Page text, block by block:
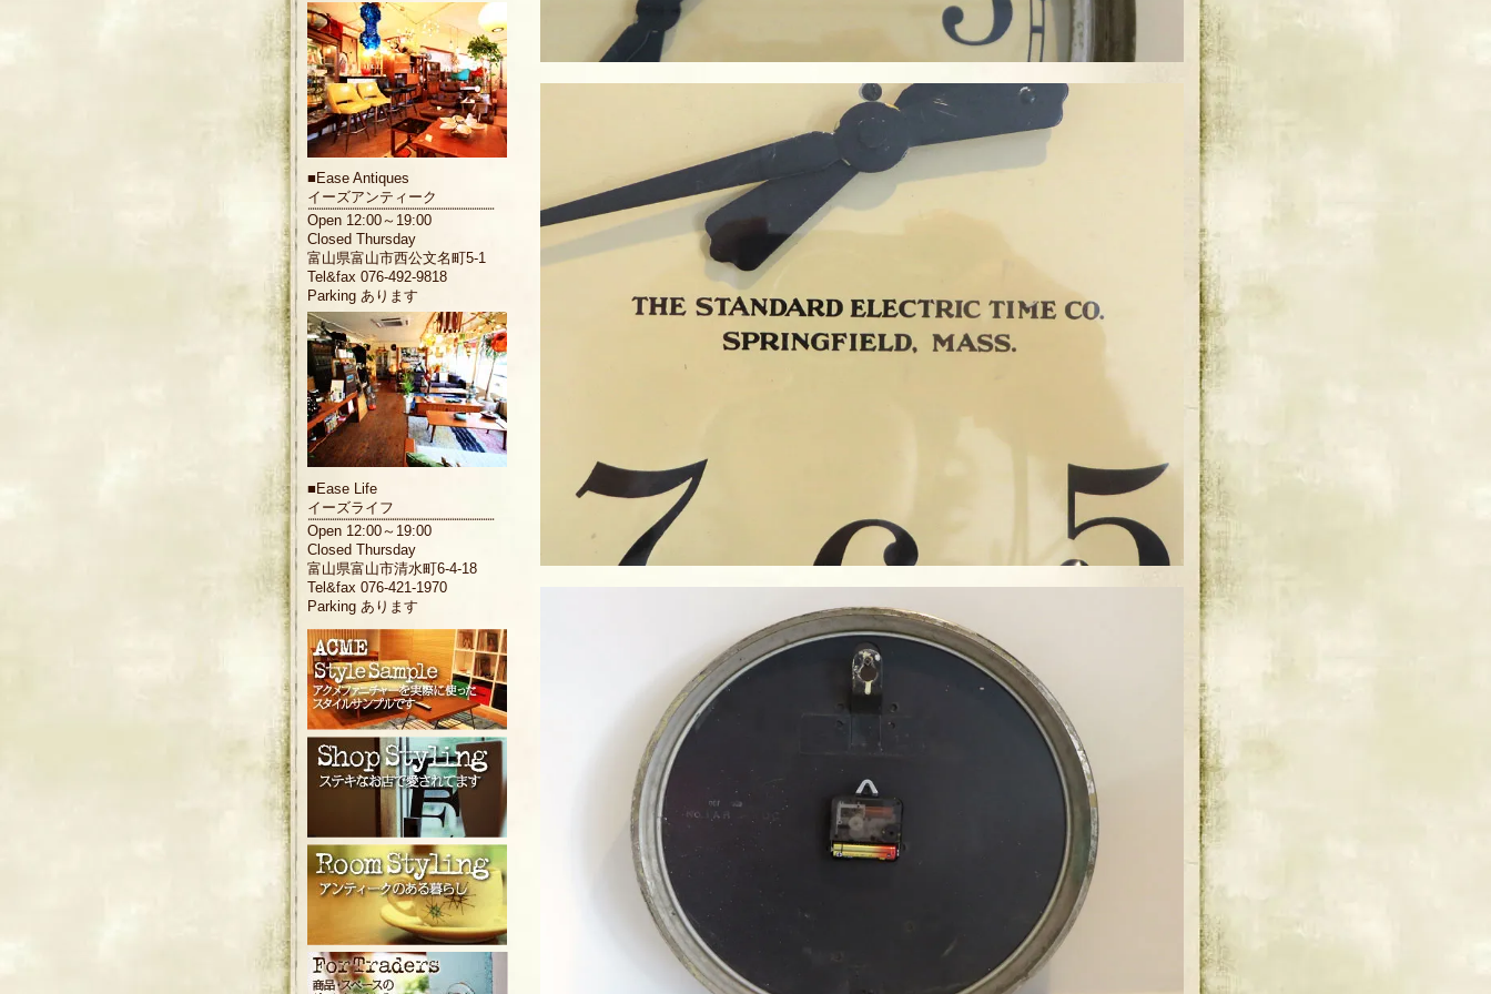
■ Ease Antiques
イーズアンティーク
Open 12:00～19:00
Closed Thursday
富山県富山市西公文名町5-1
Tel&fax 076-492-9818
Parking あります
■ Ease Life
イーズライフ
Open 12:00～19:00
Closed Thursday
富山県富山市清水町6-4-18
Tel&fax 076-421-1970
Parking あります